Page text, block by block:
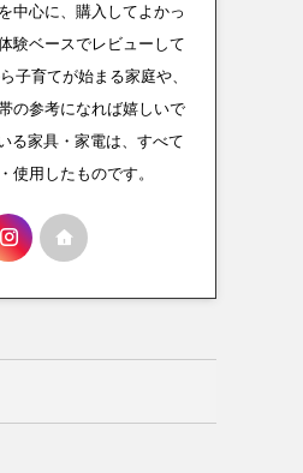
中心に、購入してよかっ
験ベースでレビューして
子育てが始まる家庭や、
の参考になれば嬉しいで
る家具・家電は、すべて
使用したものです。